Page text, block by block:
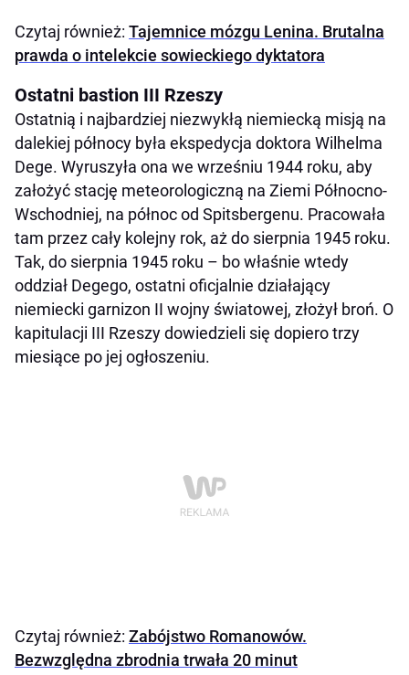
Czytaj również: Tajemnice mózgu Lenina. Brutalna
prawda o intelekcie sowieckiego dyktatora
Ostatni bastion III Rzeszy
Ostatnią i najbardziej niezwykłą niemiecką misją na
dalekiej północy była ekspedycja doktora Wilhelma
Dege. Wyruszyła ona we wrześniu 1944 roku, aby
założyć stację meteorologiczną na Ziemi Północno-
Wschodniej, na północ od Spitsbergenu. Pracowała
tam przez cały kolejny rok, aż do sierpnia 1945 roku.
Tak, do sierpnia 1945 roku – bo właśnie wtedy
oddział Degego, ostatni oficjalnie działający
niemiecki garnizon II wojny światowej, złożył broń. O
kapitulacji III Rzeszy dowiedzieli się dopiero trzy
miesiące po jej ogłoszeniu.
Czytaj również: Zabójstwo Romanowów.
Bezwzględna zbrodnia trwała 20 minut